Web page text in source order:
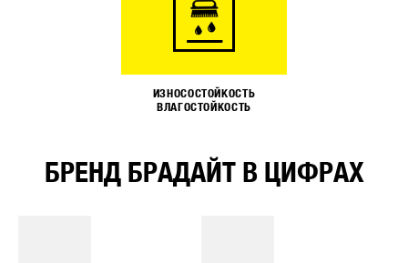
ИЗНОСОСТОЙКОСТЬ
ВЛАГОСТОЙКОСТЬ
БРЕНД БРАДАЙТ В ЦИФРАХ